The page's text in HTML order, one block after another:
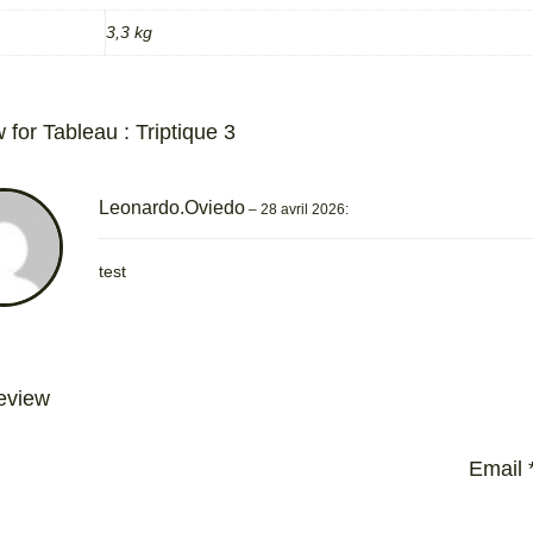
3,3 kg
for Tableau : Triptique 3
Leonardo.oviedo – 28 avril 2026:
test
Email